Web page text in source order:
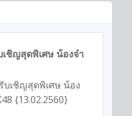
เชิญสุดพิเศษ น้องจ๋า